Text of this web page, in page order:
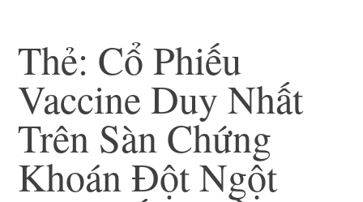
Thẻ: Cổ Phiếu
Vaccine Duy Nhất
Trên Sàn Chứng
Khoán Đột Ngột